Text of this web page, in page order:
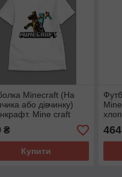
Minecraft (На
або дівчинку)
Mine craft
₴
Купити
464